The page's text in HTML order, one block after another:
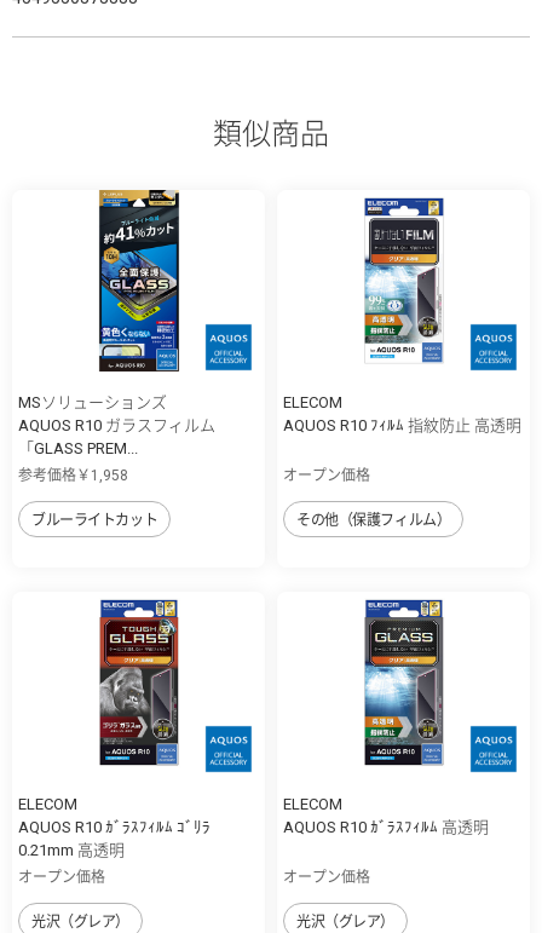
類似商品
MSソリューションズ
AQUOS R10 ガラスフィルム
「GLASS PREM...
参考価格￥1,958
ブルーライトカット
ELECOM
AQUOS R10 ﾌｨﾙﾑ 指紋防止 高透明
オープン価格
その他（保護フィルム）
ELECOM
AQUOS R10 ｶﾞﾗｽﾌｨﾙﾑ ｺﾞﾘﾗ
0.21mm 高透明
オープン価格
光沢（グレア）
ELECOM
AQUOS R10 ｶﾞﾗｽﾌｨﾙﾑ 高透明
オープン価格
光沢（グレア）